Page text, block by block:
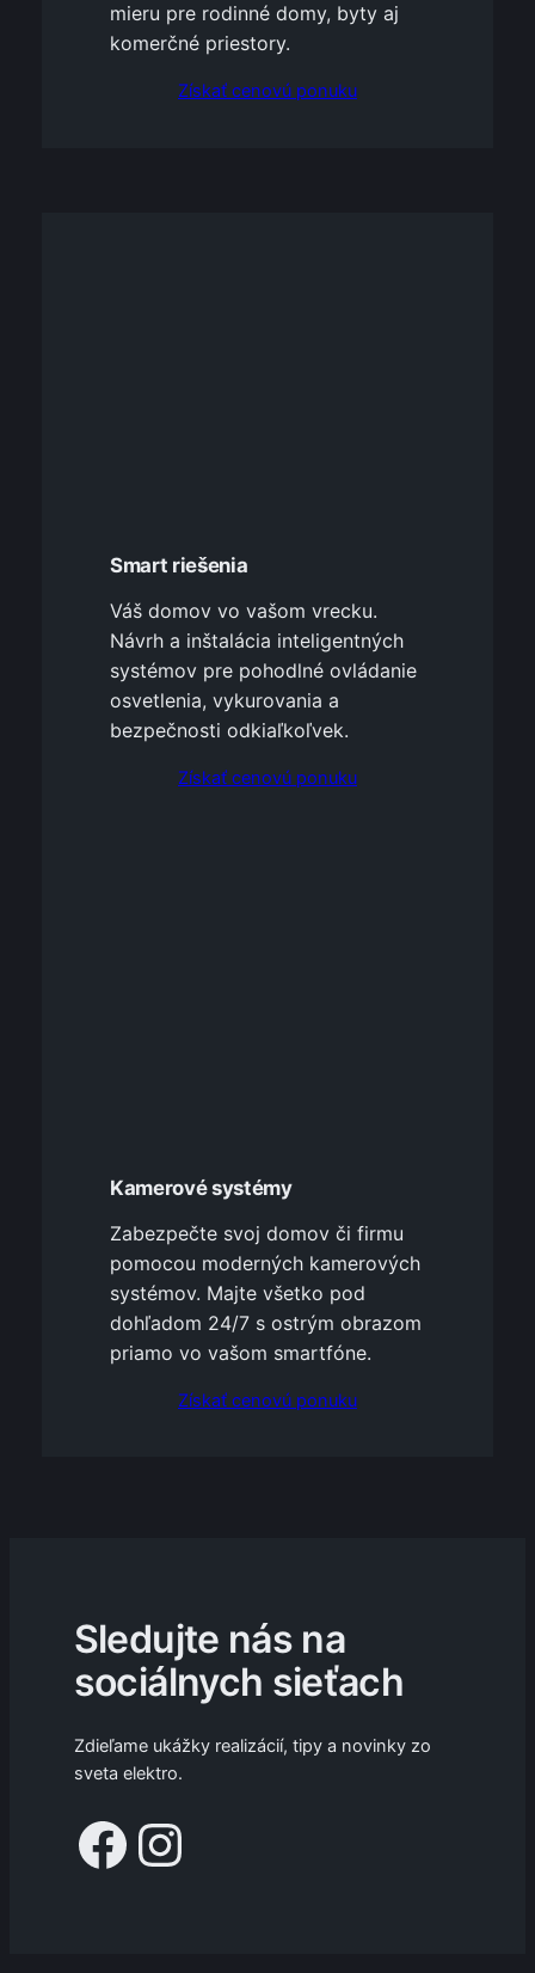
mieru pre rodinné domy, byty aj
komerčné priestory.
Získať cenovú ponuku
Smart riešenia
Váš domov vo vašom vrecku.
Návrh a inštalácia inteligentných
systémov pre pohodlné ovládanie
osvetlenia, vykurovania a
bezpečnosti odkiaľkoľvek.
Získať cenovú ponuku
Kamerové systémy
Zabezpečte svoj domov či firmu
pomocou moderných kamerových
systémov. Majte všetko pod
dohľadom 24/7 s ostrým obrazom
priamo vo vašom smartfóne.
Získať cenovú ponuku
Sledujte nás na
sociálnych sieťach
Zdieľame ukážky realizácií, tipy a novinky zo
sveta elektro.
Facebook
Instagram